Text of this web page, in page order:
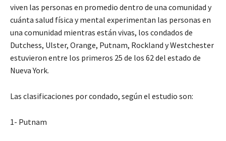
viven las personas en promedio dentro de una comunidad y
cuánta salud física y mental experimentan las personas en
una comunidad mientras están vivas, los condados de
Dutchess, Ulster, Orange, Putnam, Rockland y Westchester
estuvieron entre los primeros 25 de los 62 del estado de
Nueva York.
Las clasificaciones por condado, según el estudio son:
1- Putnam